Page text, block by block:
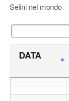
Selini nel mondo
DATA